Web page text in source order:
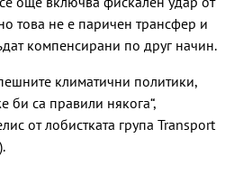
това не е паричен трансфер и
компенсирани по друг начин.
климатични политики,
би са правили някога“,
от лобистката група Transport